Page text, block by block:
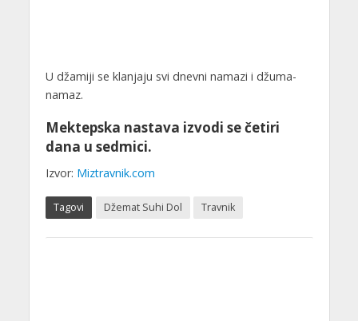
U džamiji se klanjaju svi dnevni namazi i džuma-
namaz.
Mektepska nastava izvodi se četiri
dana u sedmici.
Izvor: Miztravnik.com
Tagovi Džemat Suhi Dol Travnik